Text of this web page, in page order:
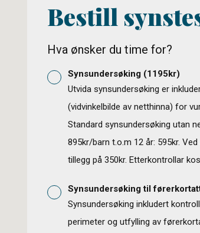
Bestill
Hva ønsker du time for?
Synsundersøking (1195kr)
Utvida synsundersøking er
(vidvinkelbilde av netthinna) for
Standard synsundersøking utan
895kr/barn t.o.m 12 år: 595kr.
tillegg på 350kr. Etterkontrollar
Synsundersøking til
Synsundersøking inkludert
perimeter og utfylling av